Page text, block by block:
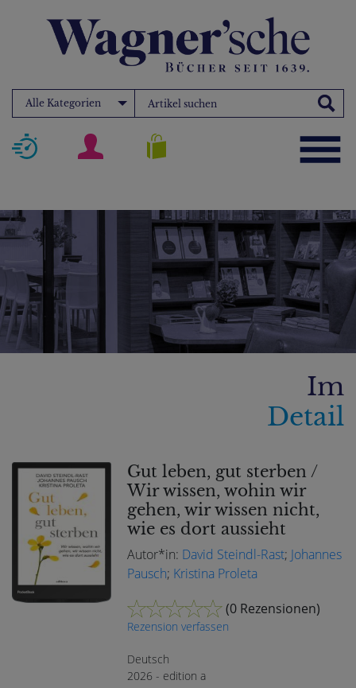
Alle Kategorien
Im
Detail
Gut leben, gut sterben /
Wir wissen, wohin wir
gehen, wir wissen nicht,
wie es dort aussieht
Autor*in: David Steindl-Rast; Johannes
Pausch; Kristina Proleta
(0 Rezensionen)
Rezension verfassen
Deutsch
2026 - edition a